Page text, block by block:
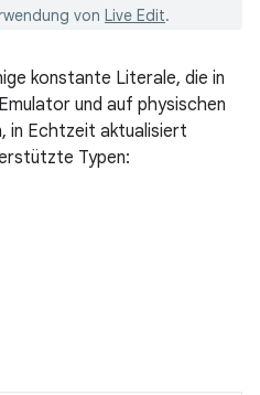
von Live Edit.
konstante Literale, die in
und auf physischen
in Echtzeit aktualisiert
Typen: